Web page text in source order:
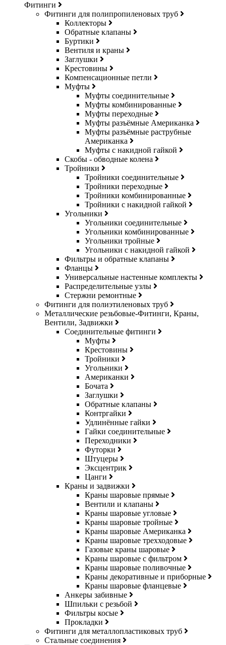
Фитинги
Фитинги для полипропиленовых труб
Коллекторы
Обратные клапаны
Буртики
Вентиля и краны
Заглушки
Крестовины
Компенсационные петли
Муфты
Муфты соединительные
Муфты комбинированные
Муфты переходные
Муфты разъёмные Американка
Муфты разъёмные раструбные
Американка
Муфты с накидной гайкой
Скобы - обводные колена
Тройники
Тройники соединительные
Тройники переходные
Тройники комбинированные
Тройники с накидной гайкой
Угольники
Угольники соединительные
Угольники комбинированные
Угольники тройные
Угольники с накидной гайкой
Фильтры и обратные клапаны
Фланцы
Универсальные настенные комплекты
Распределительные узлы
Стержни ремонтные
Фитинги для полиэтиленовых труб
Металлические резьбовые-Фитинги, Краны,
Вентили, Задвижки
Соединительные фитинги
Муфты
Крестовины
Тройники
Угольники
Американки
Бочата
Заглушки
Обратные клапаны
Контргайки
Удлинённые гайки
Гайки соединительные
Переходники
Футорки
Штуцеры
Эксцентрик
Цанги
Краны и задвижки
Краны шаровые прямые
Вентили и клапаны
Краны шаровые угловые
Краны шаровые тройные
Краны шаровые Американка
Краны шаровые трехходовые
Газовые краны шаровые
Краны шаровые с фильтром
Краны шаровые поливочные
Краны декоративные и приборные
Краны шаровые фланцевые
Анкеры забивные
Шпильки с резьбой
Фильтры косые
Прокладки
Фитинги для металлопластиковых труб
Стальные соединения